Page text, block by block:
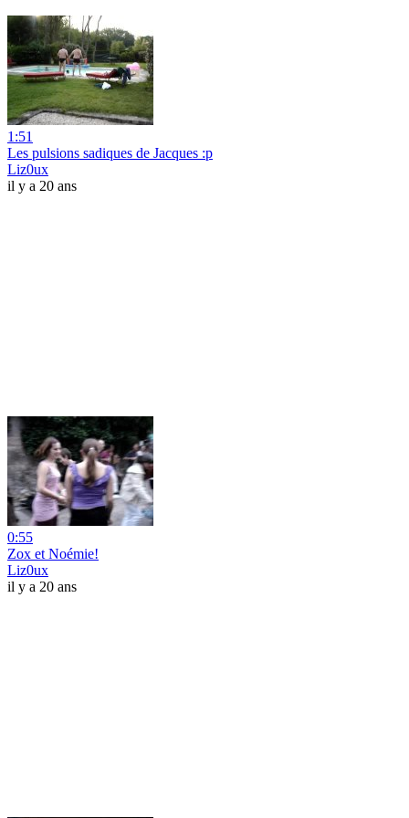
1:51
Les pulsions sadiques de Jacques :p
Liz0ux
il y a 20 ans
0:55
Zox et Noémie!
Liz0ux
il y a 20 ans